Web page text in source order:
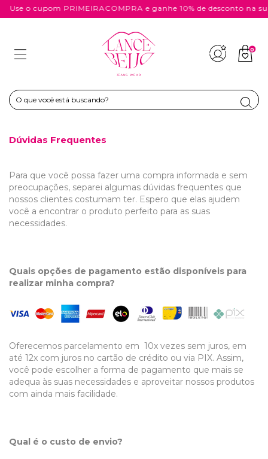
Use o cupom PRIMEIRACOMPRA e ganhe 10% de desconto na
0
Dúvidas Frequentes
Para que você possa fazer uma compra informada e sem
preocupações, separei algumas dúvidas frequentes que
nossos clientes costumam ter. Espero que elas ajudem
você a encontrar o produto perfeito para as suas
necessidades.
Quais opções de pagamento estão disponíveis para
realizar minha compra?
Oferecemos parcelamento em 10x vezes sem juros, em
até 12x com juros no cartão de crédito ou via PIX. Assim,
você pode escolher a forma de pagamento que mais se
adequa às suas necessidades e aproveitar nossos produtos
com ainda mais facilidade.
Qual é o custo de envio?